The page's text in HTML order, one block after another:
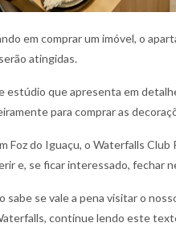
em comprar um imóvel, o
atingidas.
estúdio que apresenta em
para comprar as
Foz do Iguaçu, o Waterfalls
e, se ficar interessado, fechar
sabe se vale a pena visitar o
continue lendo este